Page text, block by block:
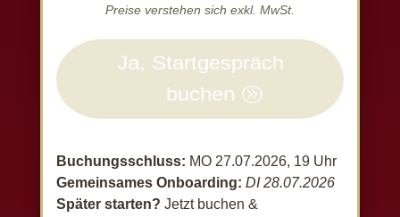
Preise verstehen sich exkl. MwSt.
Ja, Startgespräch
buchen
Buchungsschluss: MO 27.07.2026, 19 Uhr
Gemeinsames Onboarding: DI 28.07.2026
Später starten? Jetzt buchen &